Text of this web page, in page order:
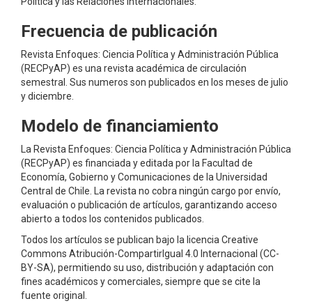
Frecuencia de publicación
Revista Enfoques: Ciencia Política y Administración Pública
(RECPyAP) es una revista académica de circulación
semestral. Sus numeros son publicados en los meses de julio
y diciembre.
Modelo de financiamiento
La Revista Enfoques: Ciencia Política y Administración Pública
(RECPyAP) es financiada y editada por la Facultad de
Economía, Gobierno y Comunicaciones de la Universidad
Central de Chile. La revista no cobra ningún cargo por envío,
evaluación o publicación de artículos, garantizando acceso
abierto a todos los contenidos publicados.
Todos los artículos se publican bajo la licencia Creative
Commons Atribución-CompartirIgual 4.0 Internacional (CC-
BY-SA), permitiendo su uso, distribución y adaptación con
fines académicos y comerciales, siempre que se cite la
fuente original.